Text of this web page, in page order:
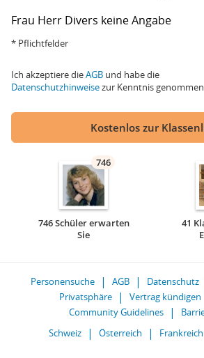
Frau Herr Divers keine Angabe
* Pflichtfelder
Ich akzeptiere dieAGB und habe die
Datenschutzhinweisezur Kenntnis
Kostenlos zur
746
746 Schüler erwarten
Sie
41
Personensuche AGB Datenschutz
Privatsphäre
Vertrag kündigen
Community Guidelines
Schweiz
Österreich Frankreich